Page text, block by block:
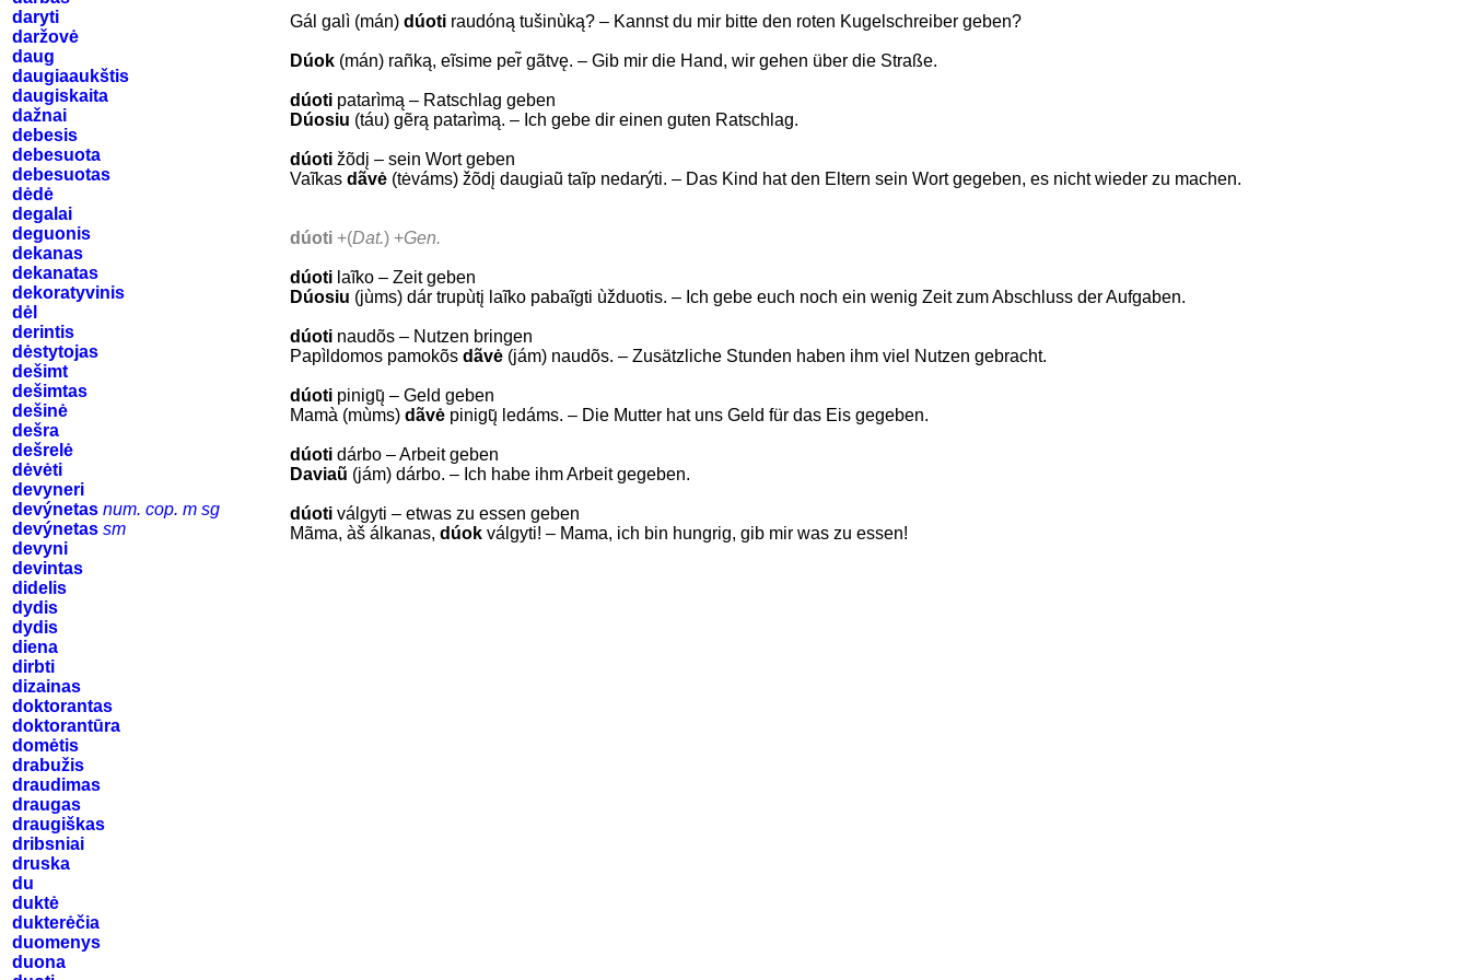
daryti
daržovė
daug
daugiaaukštis
daugiskaita
dažnai
debesis
debesuota
debesuotas
dėdė
degalai
deguonis
dekanas
dekanatas
dekoratyvinis
dėl
derintis
dėstytojas
dešimt
dešimtas
dešinė
dešra
dešrelė
dėvėti
devyneri
devýnetas num. cop. m sg
devýnetas sm
devyni
devintas
didelis
dydis
dydis
diena
dirbti
dizainas
doktorantas
doktorantūra
domėtis
drabužis
draudimas
draugas
draugiškas
dribsniai
druska
du
duktė
dukterėčia
duomenys
duona
Gál galì (mán) dúoti raudóną tušinùką? – Kannst du mir bitte den roten Kugelschreiber geben?
Dúok (mán) rañką, eĩsime per̃ gãtvę. – Gib mir die Hand, wir gehen über die Straße.
dúoti patarìmą – Ratschlag geben
Dúosiu (táu) gẽrą patarìmą. – Ich gebe dir einen guten Ratschlag.
dúoti žõdį – sein Wort geben
Vaĩkas dãvė (tėváms) žõdį daugiaũ taĩp nedarýti. – Das Kind hat den Eltern sein Wort gegeben, es nicht wieder zu machen.
dúoti +(Dat.) +Gen.
dúoti laĩko – Zeit geben
Dúosiu (jùms) dár trupùtį laĩko pabaĩgti ùžduotis. – Ich gebe euch noch ein wenig Zeit zum Abschluss der Aufgaben.
dúoti naudõs – Nutzen bringen
Papìldomos pamokõs dãvė (jám) naudõs. – Zusätzliche Stunden haben ihm viel Nutzen gebracht.
dúoti pinigų̃ – Geld geben
Mamà (mùms) dãvė pinigų̃ ledáms. – Die Mutter hat uns Geld für das Eis gegeben.
dúoti dárbo – Arbeit geben
Daviaũ (jám) dárbo. – Ich habe ihm Arbeit gegeben.
dúoti válgyti – etwas zu essen geben
Mãma, àš álkanas, dúok válgyti! – Mama, ich bin hungrig, gib mir was zu essen!